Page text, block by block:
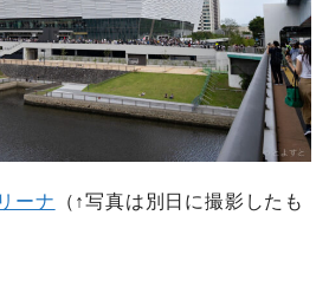
ーナ （↑写真は別日に撮影したも